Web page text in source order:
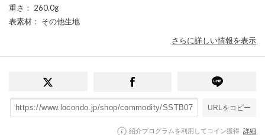
重さ ： 260.0g
表素材 ： その他生地
さらに詳しい情報を表示
URLをコピー
紹介プログラムを利用してコイン獲得 詳細